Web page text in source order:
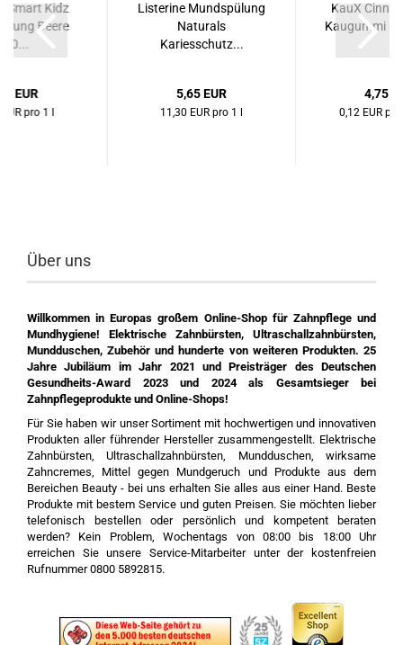
Smart Kidz
Beere
EUR
pro 1 l
Listerine Mundspülung
Naturals
Kariesschutz...
5,65 EUR
11,30 EUR pro 1 l
KauX
Kaugummi
4,75
0,12 EUR
Über uns
Willkommen in Europas großem Online-Shop für Zahnpflege und
Mundhygiene! Elektrische Zahnbürsten, Ultraschallzahnbürsten,
Mundduschen, Zubehör und hunderte von weiteren Produkten. 25
Jahre Jubiläum im Jahr 2021 und Preisträger des Deutschen
Gesundheits-Award 2023 und 2024 als Gesamtsieger bei
Zahnpflegeprodukte und Online-Shops!
Für Sie haben wir unser Sortiment mit hochwertigen und innovativen
Produkten aller führender Hersteller zusammengestellt. Elektrische
Zahnbürsten, Ultraschallzahnbürsten, Mundduschen, wirksame
Zahncremes, Mittel gegen Mundgeruch und Produkte aus dem
Bereichen Beauty - bei uns erhalten Sie alles aus einer Hand. Beste
Produkte mit bestem Service und guten Preisen. Sie möchten lieber
telefonisch bestellen oder persönlich und kompetent beraten
werden? Kein Problem, Wochentags von 08:00 bis 18:00 Uhr
erreichen Sie unsere Service-Mitarbeiter unter der kostenfreien
Rufnummer 0800 5892815.